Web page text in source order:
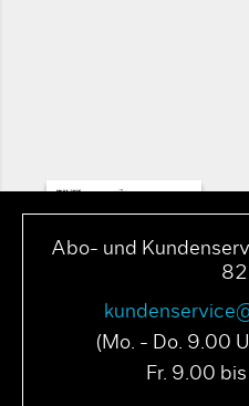
Abo- und
(Mo. - Do. 9.00
Fr. 9.00